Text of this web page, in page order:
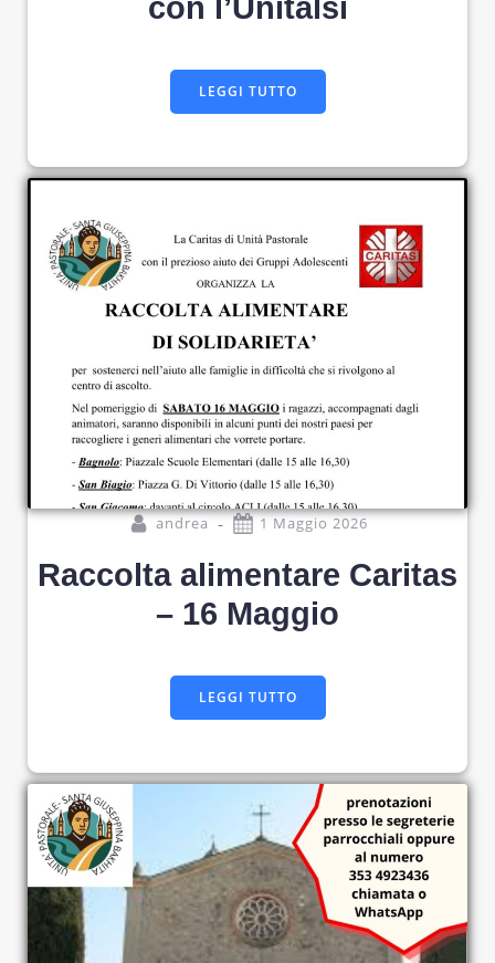
con l’Unitalsi
LEGGI TUTTO
andrea - 1 Maggio 2026
Raccolta alimentare Caritas
– 16 Maggio
LEGGI TUTTO